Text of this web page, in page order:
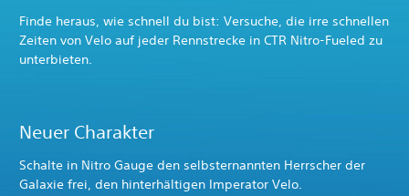
Finde heraus, wie schnell du bist: Versuche, die irre schnellen
Zeiten von Velo auf jeder Rennstrecke in CTR Nitro-Fueled zu
unterbieten.
Neuer Charakter
Schalte in Nitro Gauge den selbsternannten Herrscher der
Galaxie frei, den hinterhältigen Imperator Velo.